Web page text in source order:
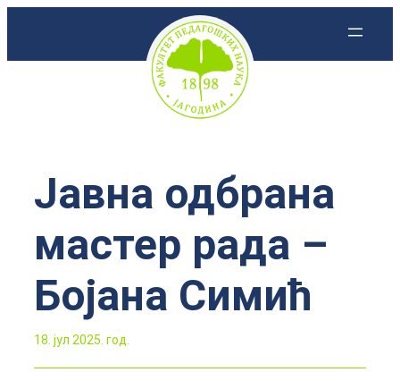
Јавна одбрана
мастер рада –
Бојана Симић
18. јул 2025. год.